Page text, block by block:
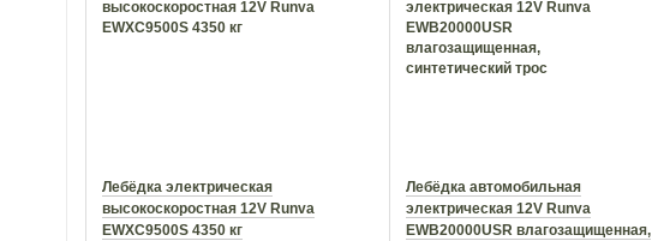
Лебёдка электрическая
высокоскоростная 12V Runva
EWXC9500S 4350 кг
Лебёдка автомобильная
электрическая 12V Runva
EWB20000USR влагозащищенная,